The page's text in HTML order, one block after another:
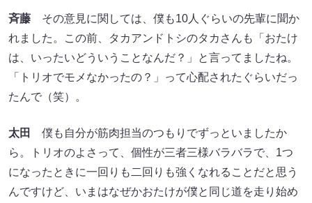
斉藤 その意見に関しては、僕も10人ぐらいの先輩に聞か
れました。この前、タカアンドトシのタカさんも「おたけ
は、いったいどういうことなんだ？」と言ってましたね。
「トリオでモメなかったの？」って心配されたぐらいだっ
たんで（笑）。
太田
僕も自分が筋肉担当のつもりでずっといましたか
ら。トリオのよさって、個性が三者三様バラバラで、1つ
になったときに一回りも二回りも強くなれることだと思う
んですけど、いまはなぜかおたけが僕と同じ道を走り始め